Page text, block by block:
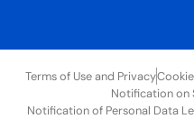
Terms of Use and Privacy
Notification on
Notification of Personal Data